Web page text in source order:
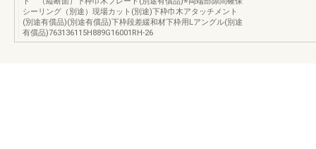
シーリング（別途）現場カット(別途)下枠巾木アタッチメント
(別途有償品)(別途有償品)下枠段差緩和材下枠用Lアングル(別途
有償品)763136115H889G16001RH-26